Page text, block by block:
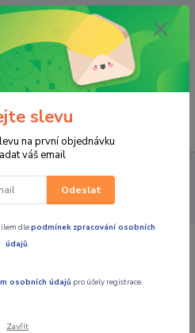
0,00 CZK
MOTO BATERIE /
MOTOBATERIE 12V, YTX14-BS, 12AH,
BULL AGM
slevu
na první objednávku
váš email
Odeslat
dlepodmínek zpracování osobních
údajů.
osobních údajů pro účely registrace.
Zavřít